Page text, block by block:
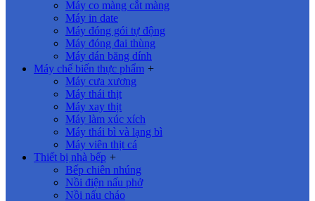
Máy co màng cắt màng
Máy in date
Máy đóng gói tự động
Máy đóng đai thùng
Máy dán băng dính
Máy chế biến thực phẩm +
Máy cưa xương
Máy thái thịt
Máy xay thịt
Máy làm xúc xích
Máy thái bì và lạng bì
Máy viên thịt cá
Thiết bị nhà bếp +
Bếp chiên nhúng
Nồi điện nấu phở
Nồi nấu cháo